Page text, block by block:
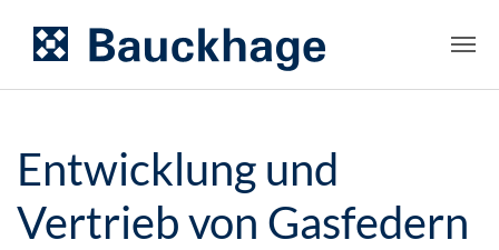
Entwicklung und
Vertrieb von Gasfedern